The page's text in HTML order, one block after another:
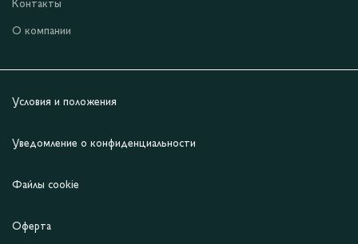
Контакты
О компании
Условия и положения
Уведомление о конфиденциальности
Файлы cookie
Оферта